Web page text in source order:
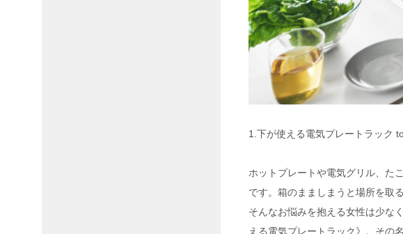
1.下が使える電気プレートラック
ホットプレートや電気グリル、た
です。箱のまましまうと場所を取
そんなお悩みを抱える女性は少な
える電気プレートラック》。その